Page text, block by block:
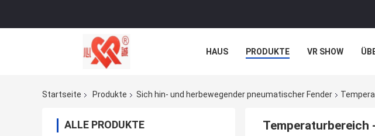
HAUS PRODUKTE VR SHOW
Startseite
Produkte Sich hin- und herbewegender pneumatischer Fender
ALLE PRODUKTE
Temperaturbereich